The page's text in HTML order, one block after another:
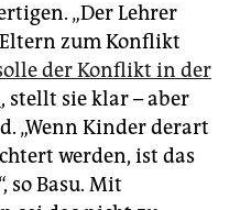
„Der Lehrer
zum Konflikt
der Konflikt in der
, stellt sie klar – aber
„Wenn Kinder derart
werden, ist das
so Basu. Mit